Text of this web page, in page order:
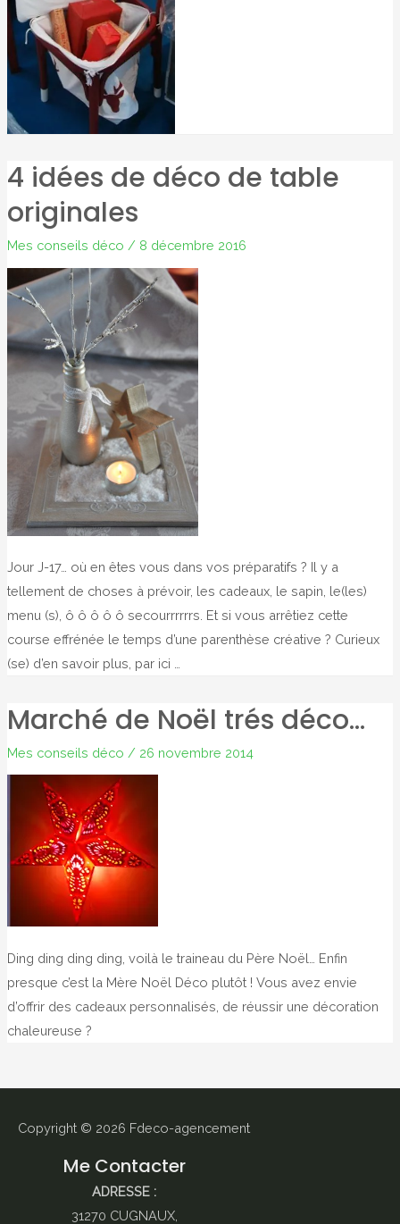
4 idées de déco de table
originales
Mes conseils déco / 8 décembre 2016
Jour J-17… où en êtes vous dans vos préparatifs ? Il y a
tellement de choses à prévoir, les cadeaux, le sapin, le(les)
menu (s), ô ô ô ô ô secourrrrrrs. Et si vous arrêtiez cette
course effrénée le temps d’une parenthèse créative ? Curieux
(se) d’en savoir plus, par ici …
Marché de Noël trés déco…
Mes conseils déco / 26 novembre 2014
Ding ding ding ding, voilà le traineau du Père Noël… Enfin
presque c’est la Mère Noël Déco plutôt ! Vous avez envie
d’offrir des cadeaux personnalisés, de réussir une décoration
chaleureuse ?
Copyright © 2026 Fdeco-agencement
Me Contacter
ADRESSE :
31270 CUGNAUX,